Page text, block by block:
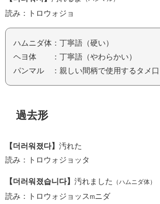
読み：トロウォジョ
ハムニダ体：丁寧語（硬い）
ヘヨ体 ：丁寧語（やわらかい）
パンマル ：親しい間柄で使用するタメ口
過去形
【더러워졌다】 汚れた
読み：トロウォジョッタ
【더러워졌습니다】 汚れました （ハムニダ体）
読み：トロウォジョッスmニダ